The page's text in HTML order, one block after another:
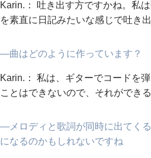
Karin.： 吐き出す方ですかね。私
を素直に日記みたいな感じで吐き
―曲はどのように作っています？
Karin.： 私は、ギターでコードを
ことはできないので、それができ
―メロディと歌詞が同時に出てく
になるのかもしれないですね